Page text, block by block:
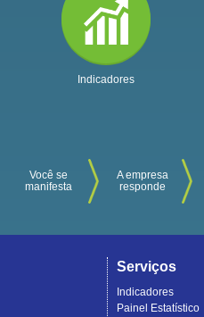
Indicadores
Você se
manifesta
A empresa
responde
Serviços
Indicadores
Painel Estatístico